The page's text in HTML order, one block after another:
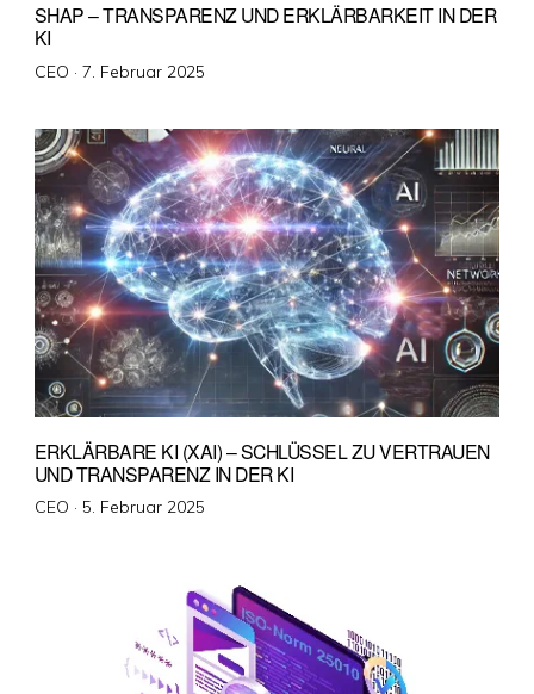
SHAP – TRANSPARENZ UND ERKLÄRBARKEIT IN DER
KI
CEO · Veröffentlicht
7. Februar 2025
ERKLÄRBARE KI (XAI) – SCHLÜSSEL ZU VERTRAUEN
UND TRANSPARENZ IN DER KI
CEO · Veröffentlicht
5. Februar 2025